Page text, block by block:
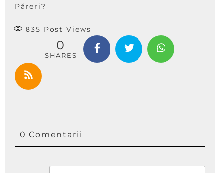
Păreri?
835 Post Views
0
SHARES
0 Comentarii